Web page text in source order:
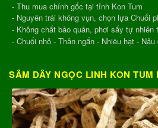
- Thu mua chính gốc tại tỉnh Kon Tum
- Nguyên trái không vụn, chọn lựa Chuối
- Không chất bảo quản, phơi sấy tự nhiên
- Chuối nhỏ - Thân ngắn - Nhiều hạt -
SÂM DÂY NGỌC LINH KON TUM